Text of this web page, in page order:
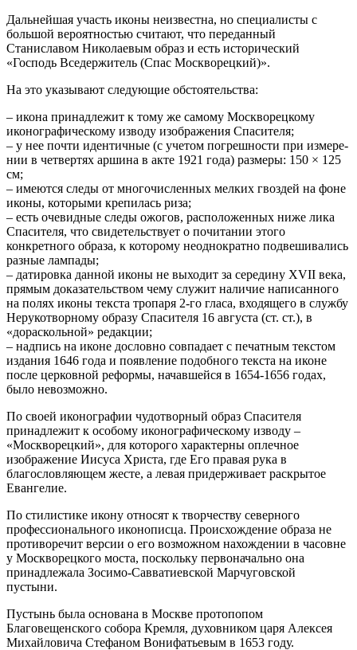
Дальнейшая участь иконы неизвестна, но специалисты с
большой вероятностью считают, что переданный
Станиславом Николаевым образ и есть исторический
«Господь Вседержитель (Спас Москворецкий)».
На это указывают следующие обстоятельства:
– икона принадлежит к тому же самому Москворецкому
иконографическому изводу изображения Спасителя;
– у нее почти идентичные (с учетом погрешности при измере­
нии в четвертях аршина в акте 1921 года) размеры: 150 × 125
см;
– имеются следы от многочисленных мелких гвоздей на фоне
иконы, которыми крепилась риза;
– есть очевидные следы ожогов, расположенных ниже лика
Спасителя, что свидетельствует о почитании этого
конкретного образа, к которому неоднократно подвешивались
разные лампады;
– датировка данной иконы не выходит за середину XVII века,
прямым доказательством чему служит наличие написанного
на полях иконы текста тропаря 2‑го гласа, входящего в службу
Нерукотворному образу Спасителя 16 августа (ст. ст.), в
«дораскольной» редакции;
– надпись на иконе дословно совпадает с печатным текстом
издания 1646 года и появление подобного текста на иконе
после церковной реформы, начавшейся в 1654-1656 годах,
было невозможно.
По своей иконографии чудотворный образ Спасителя
принадлежит к особому иконографическому изводу –
«Москворецкий», для которого характерны оплечное
изображение Иисуса Христа, где Его правая рука в
благословляющем жесте, а левая придерживает раскрытое
Евангелие.
По стилистике икону относят к творчеству северного
профессионального иконописца. Происхождение образа не
противоречит версии о его возможном нахождении в часовне
у Москворецкого моста, поскольку первоначально она
принадлежала Зосимо-Савватиевской Марчуговской
пустыни.
Пустынь была основана в Москве протопопом
Благовещенского собора Кремля, духовником царя Алексея
Михайловича Стефаном Вонифатьевым в 1653 году.